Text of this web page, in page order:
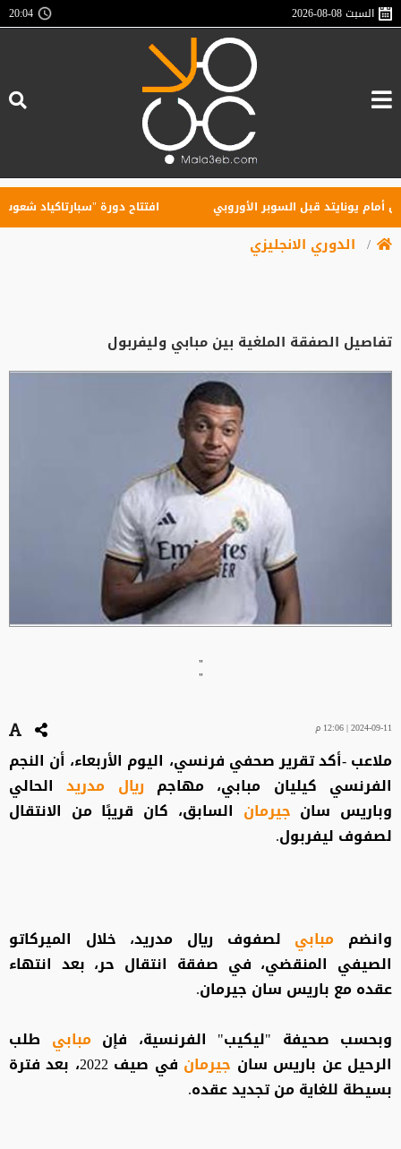
السبت2026-08-08
20:04
يونايتد قبل السوبر الأوروبي افتتاح دورة "سبارتاكياد شعوب روسيا" 2026 في
الدوري الانجليزي
تفاصيل الصفقة الملغية بين مبابي وليفربول
"
"
2024-09-11 | 12:06 م
ملاعب -أكد تقرير صحفي فرنسي، اليوم الأربعاء، أن النجم
الفرنسي كيليان مبابي، مهاجم ريال مدريد الحالي
وباريس سان جيرمان السابق، كان قريبًا من الانتقال
لصفوف ليفربول.
وانضم مبابي لصفوف ريال مدريد، خلال الميركاتو
الصيفي المنقضي، في صفقة انتقال حر، بعد انتهاء
عقده مع باريس سان جيرمان.
وبحسب صحيفة "ليكيب" الفرنسية، فإن مبابي طلب
الرحيل عن باريس سان جيرمان
في صيف 2022، بعد فترة
بسيطة للغاية من تجديد عقده.